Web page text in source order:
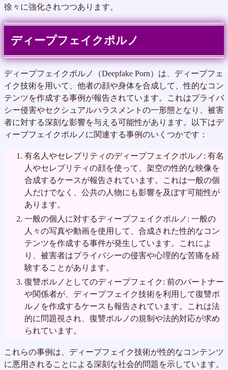
徐々に強化されつつあります。
ディープフェイクポルノ
ディープフェイクポルノ（Deepfake Porn）は、ディープフェ
イク技術を用いて、他者の顔や身体を合成して、性的なコン
テンツを作成する事例が報告されています。これはプライバ
シー侵害やセクシュアルハラスメントの一形態となり、被害
者に対する深刻な影響を与える可能性があります。以下はデ
ィープフェイクポルノに関連する事例のいくつかです：
有名人やセレブリティのディープフェイクポルノ: 有名
人やセレブリティの顔を使って、架空の性的な映像を
合成するケースが報告されています。これは一般の個
人だけでなく、公共の人物にも影響を及ぼす可能性が
あります。
一般の個人に対するディープフェイクポルノ: 一般の
人々の写真や動画を使用して、合成された性的なコン
テンツを作成する事件が発生しています。これによ
り、被害者はプライバシーの侵害や心理的な苦痛を経
験することがあります。
復讐ポルノとしてのディープフェイク: 前のパートナー
や関係者が、ディープフェイク技術を利用して復讐ポ
ルノを作成するケースも報告されています。これは法
的に問題視され、復讐ポルノの規制や法的対応が求め
られています。
これらの事例は、ディープフェイク技術が性的なコンテンツ
に悪用されることによる深刻な社会的問題を示しています。